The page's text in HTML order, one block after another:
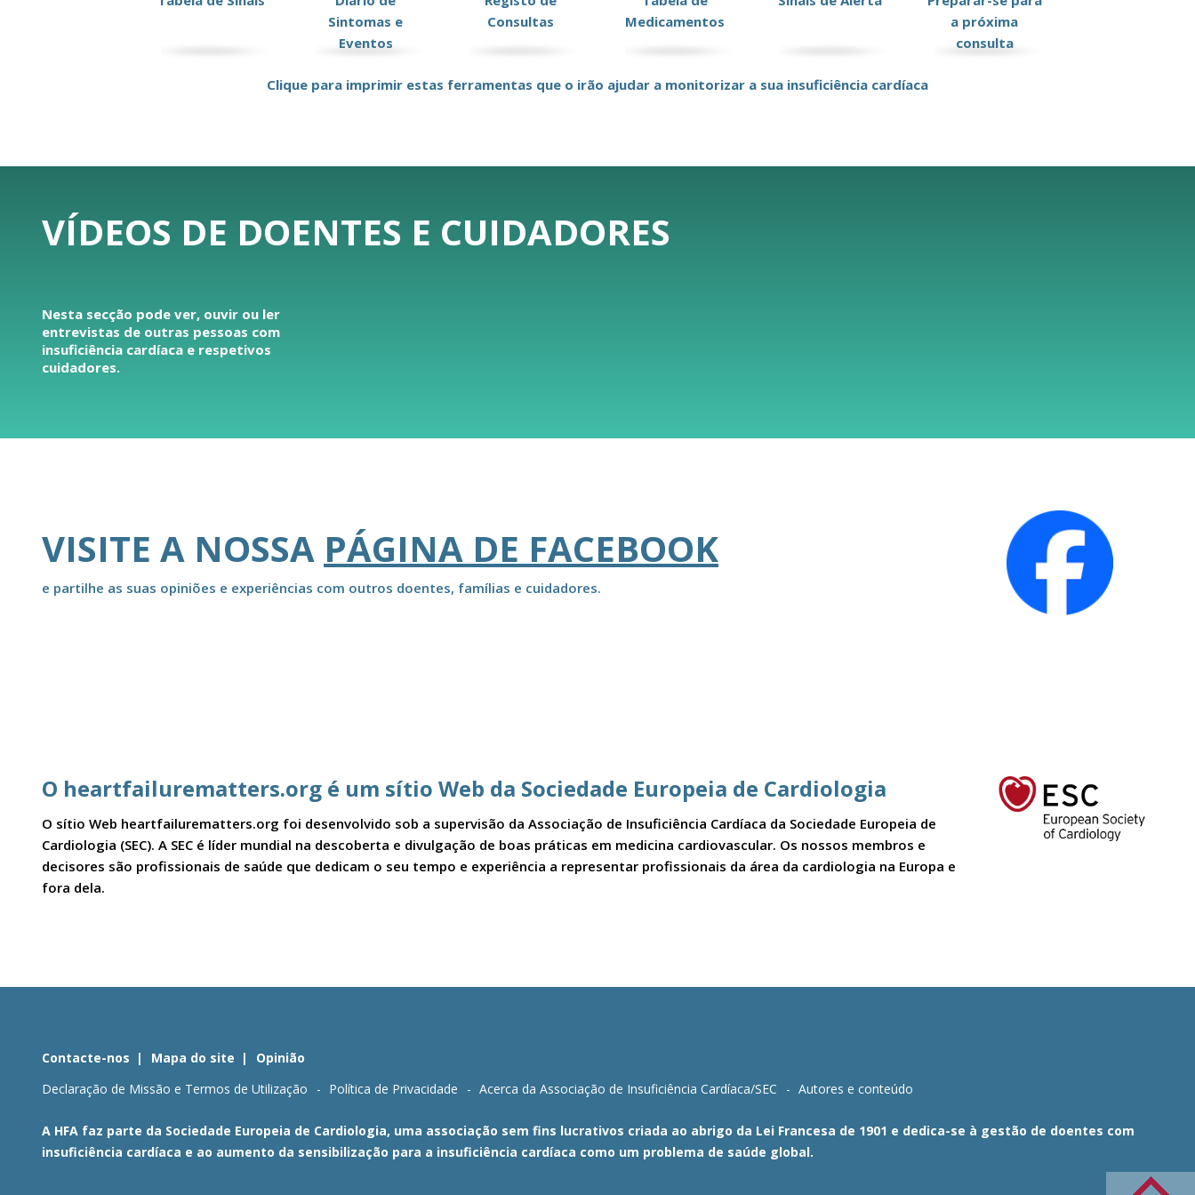
Sintomas e
Eventos
Consultas
Medicamentos
a próxima
consulta
Clique para imprimir estas ferramentas que o irão ajudar a monitorizar a sua insuficiência cardíaca
VÍDEOS DE DOENTES E CUIDADORES
Nesta secção pode ver, ouvir ou ler
entrevistas de outras pessoas com
insuficiência cardíaca e respetivos
cuidadores.
VISITE A NOSSA PÁGINA DE FACEBOOK
e partilhe as suas opiniões e experiências com outros doentes, famílias e cuidadores.
O heartfailurematters.org é um sítio Web da Sociedade Europeia de Cardiologia
O sítio Web heartfailurematters.org foi desenvolvido sob a supervisão da Associação de Insuficiência Cardíaca da Sociedade Europeia de
Cardiologia (SEC). A SEC é líder mundial na descoberta e divulgação de boas práticas em medicina cardiovascular. Os nossos membros e
decisores são profissionais de saúde que dedicam o seu tempo e experiência a representar profissionais da área da cardiologia na Europa e
fora dela.
Contacte-nos Mapa do site
Opinião
Declaração de Missão e Termos de Utilização
Política de Privacidade Acerca da Associação de Insuficiência Cardíaca/SEC Autores e conteúdo
A HFA faz parte da Sociedade Europeia de Cardiologia, uma associação sem fins lucrativos criada ao abrigo da Lei Francesa de 1901 e dedica-se à gestão de doentes com
insuficiência cardíaca e ao aumento da sensibilização para a insuficiência cardíaca como um problema de saúde global.